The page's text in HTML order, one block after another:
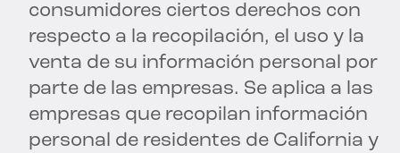
consumidores ciertos derechos con
respecto a la recopilación, el uso y la
venta de su información personal por
parte de las empresas. Se aplica a las
empresas que recopilan información
personal de residentes de California y